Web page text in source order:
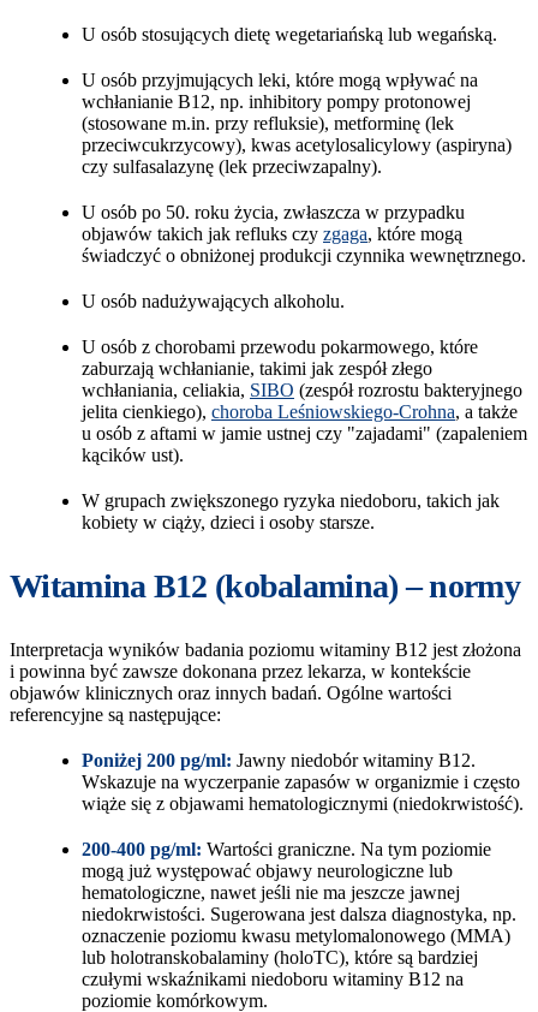
U osób stosujących dietę wegetariańską lub wegańską.
U osób przyjmujących leki, które mogą wpływać na
wchłanianie B12, np. inhibitory pompy protonowej
(stosowane m.in. przy refluksie), metforminę (lek
przeciwcukrzycowy), kwas acetylosalicylowy (aspiryna)
czy sulfasalazynę (lek przeciwzapalny).
U osób po 50. roku życia, zwłaszcza w przypadku
objawów takich jak refluks czy zgaga, które mogą
świadczyć o obniżonej produkcji czynnika wewnętrznego.
U osób nadużywających alkoholu.
U osób z chorobami przewodu pokarmowego, które
zaburzają wchłanianie, takimi jak zespół złego
wchłaniania, celiakia, SIBO (zespół rozrostu bakteryjnego
jelita cienkiego), choroba Leśniowskiego-Crohna, a także
u osób z aftami w jamie ustnej czy "zajadami" (zapaleniem
kącików ust).
W grupach zwiększonego ryzyka niedoboru, takich jak
kobiety w ciąży, dzieci i osoby starsze.
Witamina B12 (kobalamina) – normy
Interpretacja wyników badania poziomu witaminy B12 jest złożona
i powinna być zawsze dokonana przez lekarza, w kontekście
objawów klinicznych oraz innych badań. Ogólne wartości
referencyjne są następujące:
Poniżej 200 pg/ml: Jawny niedobór witaminy B12.
Wskazuje na wyczerpanie zapasów w organizmie i często
wiąże się z objawami hematologicznymi (niedokrwistość).
200-400 pg/ml: Wartości graniczne. Na tym poziomie
mogą już występować objawy neurologiczne lub
hematologiczne, nawet jeśli nie ma jeszcze jawnej
niedokrwistości. Sugerowana jest dalsza diagnostyka, np.
oznaczenie poziomu kwasu metylomalonowego (MMA)
lub holotranskobalaminy (holoTC), które są bardziej
czułymi wskaźnikami niedoboru witaminy B12 na
poziomie komórkowym.